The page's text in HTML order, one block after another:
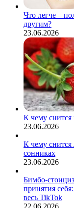
Что легче –
другим?
23.06.2026
К чему снится
23.06.2026
К чему снится
сонниках
23.06.2026
Бимбо-
принятия
весь TikTok
22.06.2026